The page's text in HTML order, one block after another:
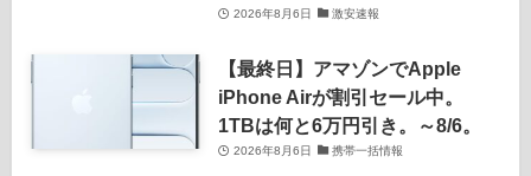
2026年8月6日 激安速報
【最終日】アマゾンでApple
iPhone Airが割引セール中。
1TBは何と6万円引き。～8/6。
2026年8月6日 携帯一括情報